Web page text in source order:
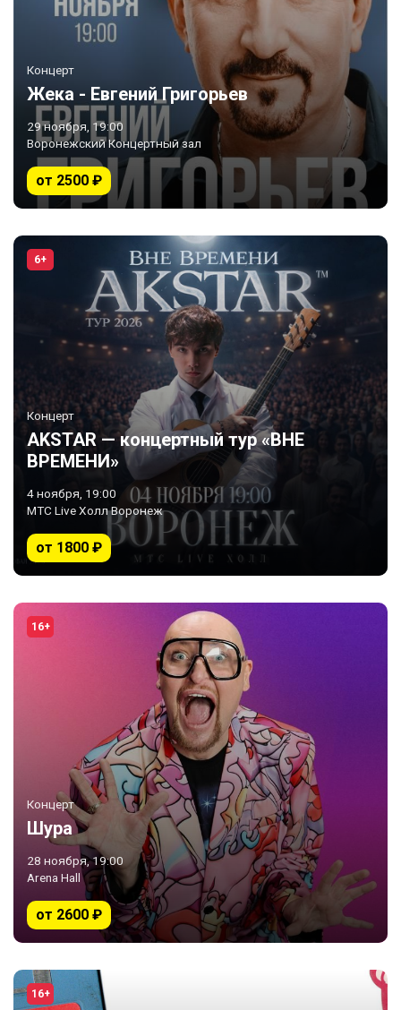
Концерт
Жека - Евгений Григорьев
29 ноября, 19:00
Воронежский Концертный зал
от 2500 ₽
6+
Концерт
AKSTAR — концертный тур «ВНЕ
ВРЕМЕНИ»
4 ноября, 19:00
МТС Live Холл Воронеж
от 1800 ₽
16+
Концерт
Шура
28 ноября, 19:00
Arena Hall
от 2600 ₽
16+